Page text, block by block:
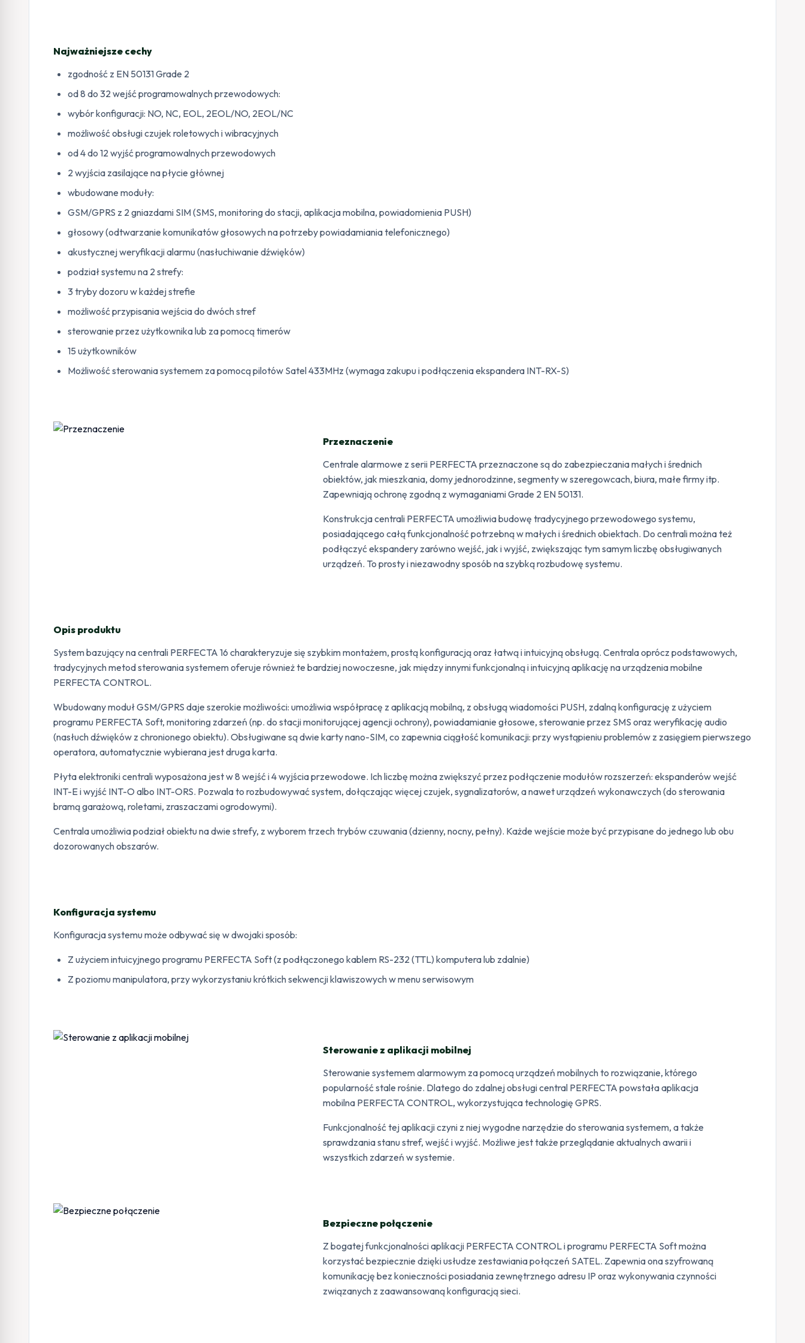
Najważniejsze cechy
zgodność z EN 50131 Grade 2
od 8 do 32 wejść programowalnych przewodowych:
wybór konfiguracji: NO, NC, EOL, 2EOL/NO, 2EOL/NC
możliwość obsługi czujek roletowych i wibracyjnych
od 4 do 12 wyjść programowalnych przewodowych
2 wyjścia zasilające na płycie głównej
wbudowane moduły:
GSM/GPRS z 2 gniazdami SIM (SMS, monitoring do stacji, aplikacja mobilna, powiadomienia PUSH)
głosowy (odtwarzanie komunikatów głosowych na potrzeby powiadamiania telefonicznego)
akustycznej weryfikacji alarmu (nasłuchiwanie dźwięków)
podział systemu na 2 strefy:
3 tryby dozoru w każdej strefie
możliwość przypisania wejścia do dwóch stref
sterowanie przez użytkownika lub za pomocą timerów
15 użytkowników
Możliwość sterowania systemem za pomocą pilotów Satel 433MHz (wymaga zakupu i podłączenia ekspandera INT-RX-S)
Przeznaczenie
Centrale alarmowe z serii PERFECTA przeznaczone są do zabezpieczania małych i średnich
obiektów, jak mieszkania, domy jednorodzinne, segmenty w szeregowcach, biura, małe firmy itp.
Zapewniają ochronę zgodną z wymaganiami Grade 2 EN 50131.
Konstrukcja centrali PERFECTA umożliwia budowę tradycyjnego przewodowego systemu,
posiadającego całą funkcjonalność potrzebną w małych i średnich obiektach. Do centrali można też
podłączyć ekspandery zarówno wejść, jak i wyjść, zwiększając tym samym liczbę obsługiwanych
urządzeń. To prosty i niezawodny sposób na szybką rozbudowę systemu.
Opis produktu
System bazujący na centrali PERFECTA 16 charakteryzuje się szybkim montażem, prostą konfiguracją oraz łatwą i intuicyjną obsługą. Centrala oprócz podstawowych,
tradycyjnych metod sterowania systemem oferuje również te bardziej nowoczesne, jak między innymi funkcjonalną i intuicyjną aplikację na urządzenia mobilne
PERFECTA CONTROL.
Wbudowany moduł GSM/GPRS daje szerokie możliwości: umożliwia współpracę z aplikacją mobilną, z obsługą wiadomości PUSH, zdalną konfigurację z użyciem
programu PERFECTA Soft, monitoring zdarzeń (np. do stacji monitorującej agencji ochrony), powiadamianie głosowe, sterowanie przez SMS oraz weryfikację audio
(nasłuch dźwięków z chronionego obiektu). Obsługiwane są dwie karty nano-SIM, co zapewnia ciągłość komunikacji: przy wystąpieniu problemów z zasięgiem pierwszego
operatora, automatycznie wybierana jest druga karta.
Płyta elektroniki centrali wyposażona jest w 8 wejść i 4 wyjścia przewodowe. Ich liczbę można zwiększyć przez podłączenie modułów rozszerzeń: ekspanderów wejść
INT-E i wyjść INT-O albo INT-ORS. Pozwala to rozbudowywać system, dołączając więcej czujek, sygnalizatorów, a nawet urządzeń wykonawczych (do sterowania
bramą garażową, roletami, zraszaczami ogrodowymi).
Centrala umożliwia podział obiektu na dwie strefy, z wyborem trzech trybów czuwania (dzienny, nocny, pełny). Każde wejście może być przypisane do jednego lub obu
dozorowanych obszarów.
Konfiguracja systemu
Konfiguracja systemu może odbywać się w dwojaki sposób:
Z użyciem intuicyjnego programu PERFECTA Soft (z podłączonego kablem RS-232 (TTL) komputera lub zdalnie)
Z poziomu manipulatora, przy wykorzystaniu krótkich sekwencji klawiszowych w menu serwisowym
Sterowanie z aplikacji mobilnej
Sterowanie systemem alarmowym za pomocą urządzeń mobilnych to rozwiązanie, którego
popularność stale rośnie. Dlatego do zdalnej obsługi central PERFECTA powstała aplikacja
mobilna PERFECTA CONTROL, wykorzystująca technologię GPRS.
Funkcjonalność tej aplikacji czyni z niej wygodne narzędzie do sterowania systemem, a także
sprawdzania stanu stref, wejść i wyjść. Możliwe jest także przeglądanie aktualnych awarii i
wszystkich zdarzeń w systemie.
Bezpieczne połączenie
Z bogatej funkcjonalności aplikacji PERFECTA CONTROL i programu PERFECTA Soft można
korzystać bezpiecznie dzięki usłudze zestawiania połączeń SATEL. Zapewnia ona szyfrowaną
komunikację bez konieczności posiadania zewnętrznego adresu IP oraz wykonywania czynności
związanych z zaawansowaną konfiguracją sieci.